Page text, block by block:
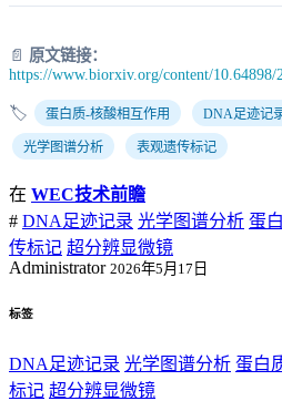
📄 原文链接：
https://www.biorxiv.org/content/10.64898/
🏷️ 蛋白质-核酸相互作用 DNA足迹记
光学图谱分析 表观遗传标记
在 WEC技术前瞻
# DNA足迹记录 光学图谱分析 蛋
传标记 超分辨显微镜
Administrator 2026年5月17日
标签
DNA足迹记录 光学图谱分析 蛋白
标记 超分辨显微镜